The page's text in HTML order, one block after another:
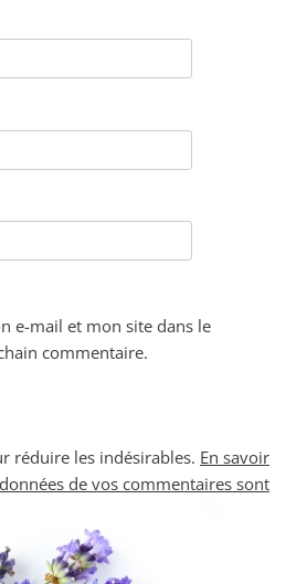
e-mail et mon site dans le
commentaire.
réduire les indésirables. En savoir
de vos commentaires sont